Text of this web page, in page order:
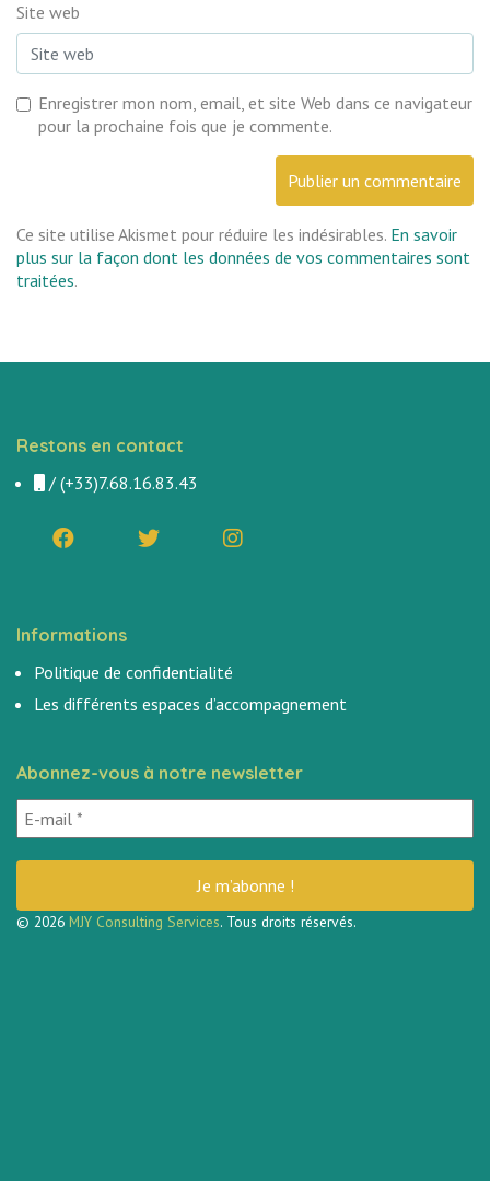
Site web
Enregistrer mon nom, email, et site Web dans ce navigateur
pour la prochaine fois que je commente.
Ce site utilise Akismet pour réduire les indésirables. En savoir
plus sur la façon dont les données de vos commentaires sont
traitées.
Restons en contact
/ (+33)7.68.16.83.43
Informations
Politique de confidentialité
Les différents espaces d’accompagnement
Abonnez-vous à notre newsletter
© 2026 MJY Consulting Services. Tous droits réservés.